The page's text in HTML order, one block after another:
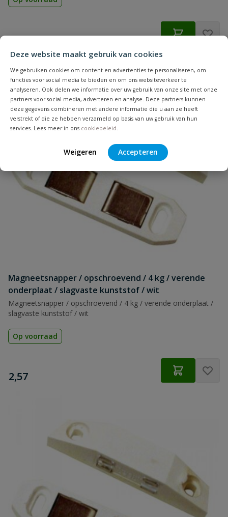
Deze website maakt gebruik van cookies
We gebruiken cookies om content en advertenties te personaliseren, om
functies voor social media te bieden en om ons websiteverkeer te
analyseren. Ook delen we informatie over uw gebruik van onze site met onze
partners voor social media, adverteren en analyse. Deze partners kunnen
deze gegevens combineren met andere informatie die u aan ze heeft
verstrekt of die ze hebben verzameld op basis van uw gebruik van hun
services. Lees meer in ons cookiebeleid.
Weigeren Accepteren
€
1,98
Magneetsnapper / opschroevend / 4 kg / verende
onderplaat / slagvaste kunststof / wit
Magneetsnapper / opschroevend / 4 kg / verende onderplaat /
slagvaste kunststof / wit
Op voorraad
€
2,57